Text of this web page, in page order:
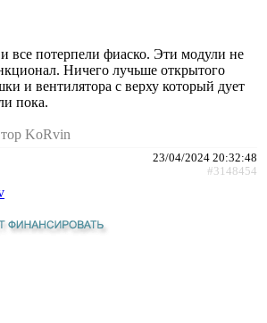
все потерпели фиаско. Эти модули не
Ничего лучьше открытого
и вентилятора с верху который дует
пока.
KoRvin
23/04/2024 20:32:48
#3148454